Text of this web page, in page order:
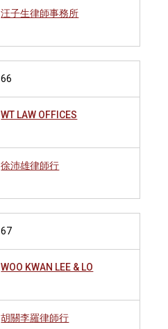
汪子生律師事務所
66
WT LAW OFFICES
徐沛雄律師行
67
WOO KWAN LEE & LO
胡關李羅律師行